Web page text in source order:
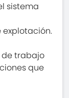
sistema
de trabajo
que